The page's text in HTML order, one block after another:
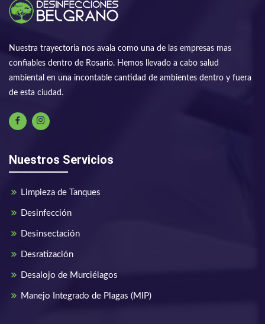
Nuestra trayectoria nos avala como una de las empresas mas
confiables dentro de Rosario. Hemos llevado a cabo salud
ambiental en una incontable cantidad de ambientes dentro y fuera
de esta ciudad.
Nuestros Servicios
Limpieza de Tanques
Desinfección
Desinsectación
Desratización
Desalojo de Murciélagos
Manejo Integrado de Plagas (MIP)